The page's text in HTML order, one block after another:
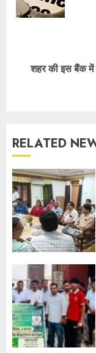
Next
शहर की इस बैंक में
RELATED